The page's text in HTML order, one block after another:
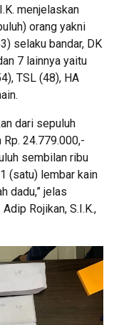
menjelaskan
orang yakni
selaku bandar, DK
7 lainnya yaitu
TSL (48), HA
dari sepuluh
24.779.000,-
sembilan ribu
(satu) lembar kain
dadu,” jelas
Rojikan, S.I.K.,